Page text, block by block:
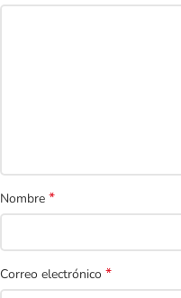
Nombre *
Correo electrónico *